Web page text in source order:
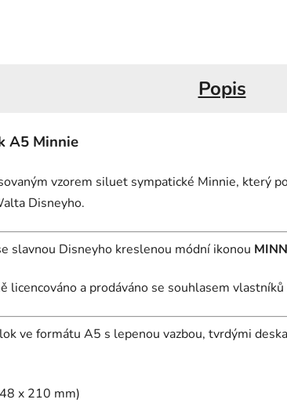
Popis
A5 Minnie
vzorem siluet sympatické Minnie, který
Disneyho.
slavnou Disneyho kreslenou módní ikonou
licencováno a prodáváno se souhlasem vlastníků
ve formátu A5 s lepenou vazbou, tvrdými
x 210 mm)